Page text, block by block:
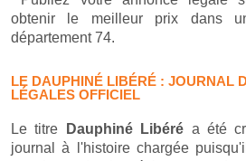
obtenir le meilleur prix dans
département 74.
LE DAUPHINÉ LIBÉRÉ : JOURNAL
LÉGALES OFFICIEL
Le titre Dauphiné Libéré a été
journal à l'histoire chargée